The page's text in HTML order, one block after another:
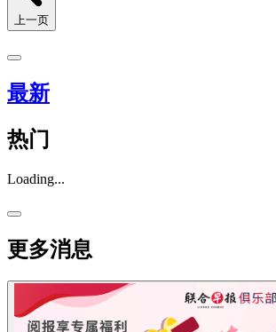
上一页
最新
热门
Loading...
更多消息